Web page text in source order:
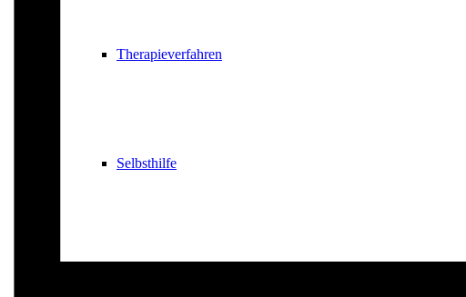
Therapieverfahren
Selbsthilfe